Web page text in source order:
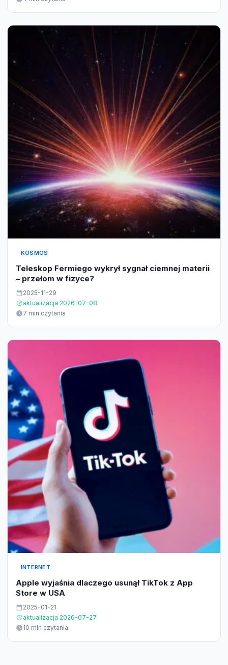
KOSMOS
Teleskop Fermiego wykrył sygnał ciemnej materii
– przełom w fizyce?
2025-11-29
aktualizacja 2026-07-08
7 min czytania
INTERNET
Apple wyjaśnia dlaczego usunął TikTok z App
Store w USA
2025-01-21
aktualizacja 2026-07-27
10 min czytania